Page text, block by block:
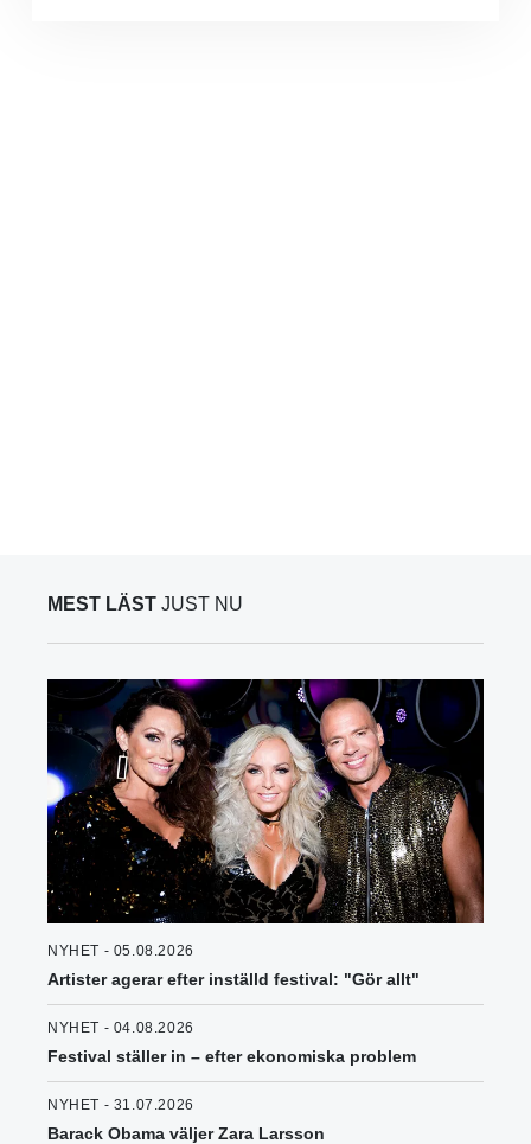
MEST LÄST JUST NU
NYHET - 05.08.2026
Artister agerar efter inställd festival: "Gör allt"
NYHET - 04.08.2026
Festival ställer in – efter ekonomiska problem
NYHET - 31.07.2026
Barack Obama väljer Zara Larsson